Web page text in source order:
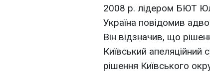
2008 р. лідером БЮТ
Україна повідомив
Він відзначив, що
Київський
рішення Київського